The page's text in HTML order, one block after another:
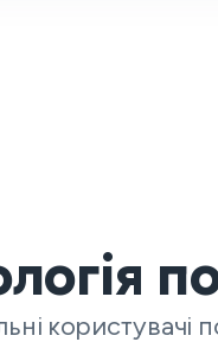
користувачі